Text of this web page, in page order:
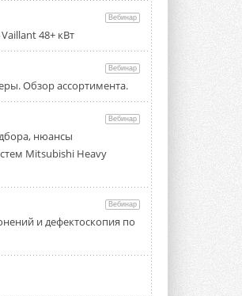
укрепляет
за Уралом
Омского землячества в
Тимошенко посетил
рабочим визитом ...
чиллер AquaEdge
новую версию,
расширяет
систем
для ЦОД
Вебинар
48+ кВт
Вебинар
Обзор ассортимента.
Вебинар
нюансы
Mitsubishi Heavy
Вебинар
и дефектоскопия по